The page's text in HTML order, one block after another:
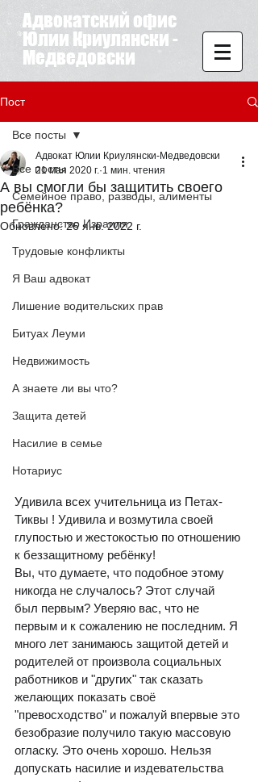
Адвокатский офис
Юлии Криулянски -
Медведовски
Пост
Все посты
Семейное право, разводы, алименты
Гражданство Израиля
Трудовые конфликты
Я Ваш адвокат
Лишение водительских прав
Битуах Леуми
Недвижимость
А знаете ли вы что?
Защита детей
Насилие в семье
Нотариус
Все посты
А вы смогли бы защитить своего
ребёнка?
Адвокат Юлии Криулянски-Медведовски
21 мая 2020 г. 1 мин. чтения
Обновлено:26 янв. 2022 г.
Удивила всех учительница из Петах-
Тиквы ! Удивила и возмутила своей
глупостью и жестокостью по отношению
к беззащитному ребёнку!
Вы, что думаете, что подобное этому
никогда не случалось? Этот случай
был первым? Уверяю вас, что не
первым и к сожалению не последним. Я
много лет занимаюсь защитой детей и
родителей от произвола социальных
работников и "других" так сказать
желающих показать своё
"превосходство" и пожалуй впервые это
безобразие получило такую массовую
огласку. Это очень хорошо. Нельзя
допускать насилие и издевательства